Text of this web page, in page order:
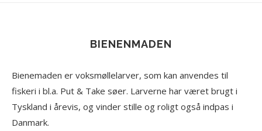
BIENENMADEN
Bienemaden er voksmøllelarver, som kan anvendes til
fiskeri i bl.a. Put & Take søer. Larverne har været brugt i
Tyskland i årevis, og vinder stille og roligt også indpas i
Danmark.